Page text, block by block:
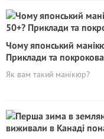
Чому японський
Приклади та покрокова
Як вам такий манікюр?